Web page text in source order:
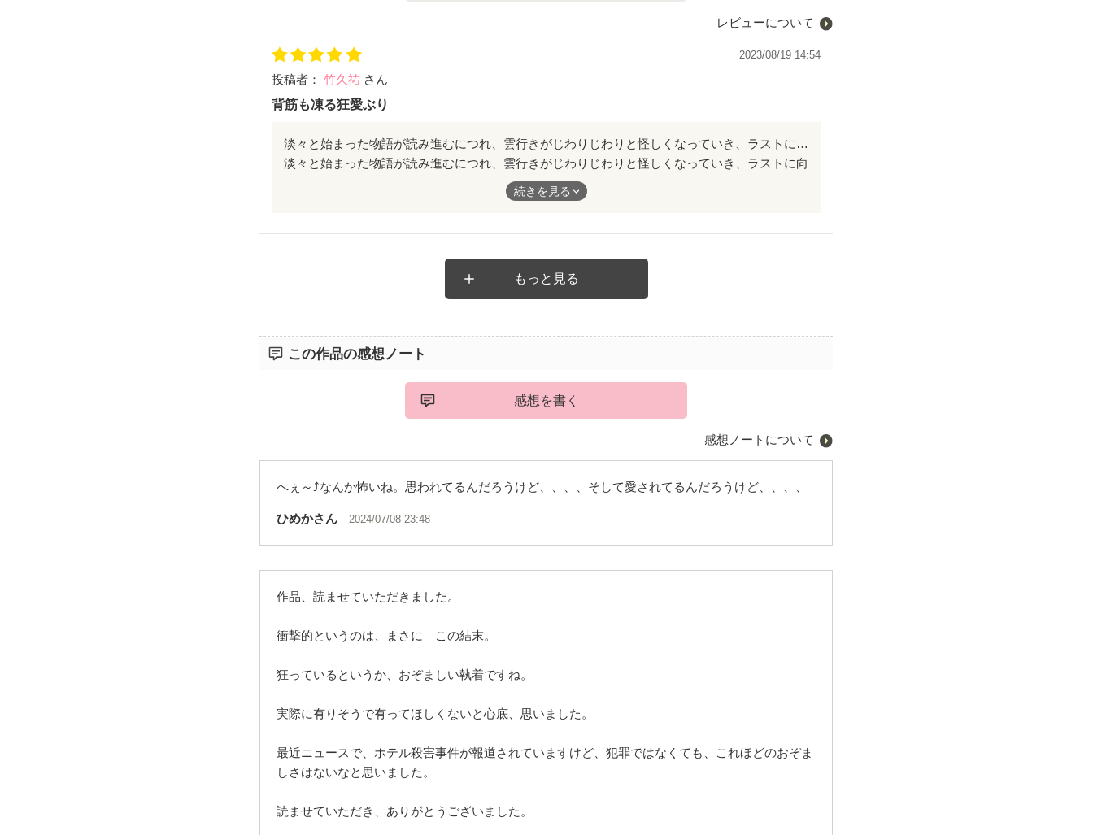
レビューについて
2023/08/19 14:54
投稿者：竹久祐 さん
背筋も凍る狂愛ぶり
淡々と始まった物語が読み進むにつれ、雲行きがじわりじわりと怪しくなっていき、ラストに向かって……。恐いものみたさで止まらない。 ラストまで目を離せない。好ご期待な作品！！
淡々と始まった物語が読み進むにつれ、雲行きがじわりじわりと怪しくなっていき、ラストに向
かって……。恐いものみたさで止まらない。
ラストまで目を離せない。好ご期待な作品！！
続きを見る
もっと見る
この作品の感想ノート
感想を書く
感想ノートについて
へぇ～⤴️なんか怖いね。思われてるんだろうけど、、、、そして愛されてるんだろうけど、、、、
ひめかさん 2024/07/08 23:48
作品、読ませていただきました。
衝撃的というのは、まさに この結末。
狂っているというか、おぞましい執着ですね。
実際に有りそうで有ってほしくないと心底、思いました。
最近ニュースで、ホテル殺害事件が報道されていますけど、犯罪ではなくても、これほどのおぞま
しさはないなと思いました。
読ませていただき、ありがとうございました。